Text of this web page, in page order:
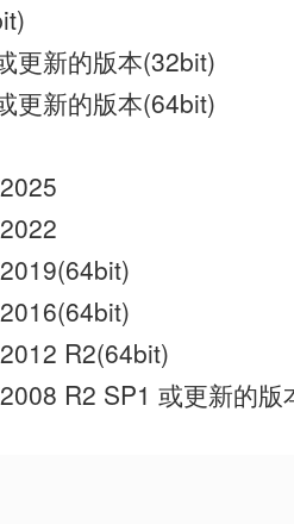
更新的版本(32bit)
更新的版本(64bit)
R2(64bit)
R2 SP1 或更新的版